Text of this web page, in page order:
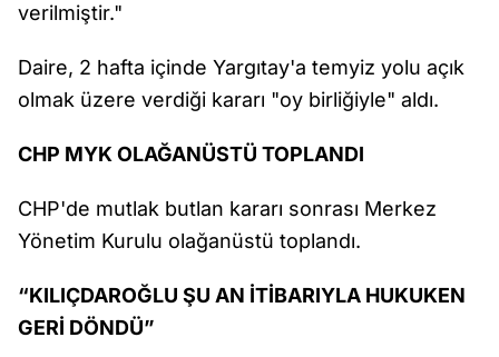
verilmiştir."
Daire, 2 hafta içinde Yargıtay'a temyiz yolu açık
olmak üzere verdiği kararı "oy birliğiyle" aldı.
CHP MYK OLAĞANÜSTÜ TOPLANDI
CHP'de mutlak butlan kararı sonrası Merkez
Yönetim Kurulu olağanüstü toplandı.
“KILIÇDAROĞLU ŞU AN İTİBARIYLA HUKUKEN
GERİ DÖNDÜ”